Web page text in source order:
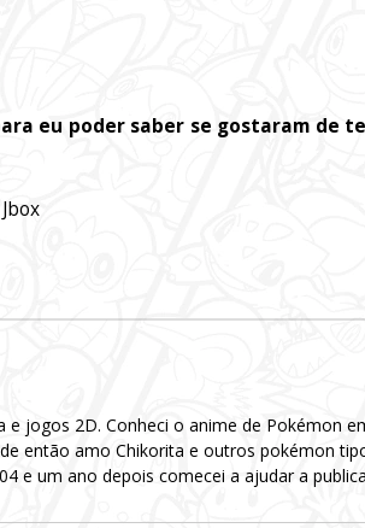
eu poder saber se gostaram de
e jogos 2D. Conheci o anime de Pokémon
então amo Chikorita e outros pokémon
e um ano depois comecei a ajudar a